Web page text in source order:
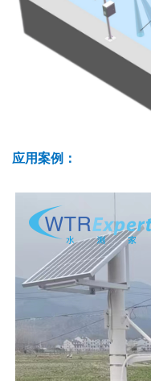
应用案例：